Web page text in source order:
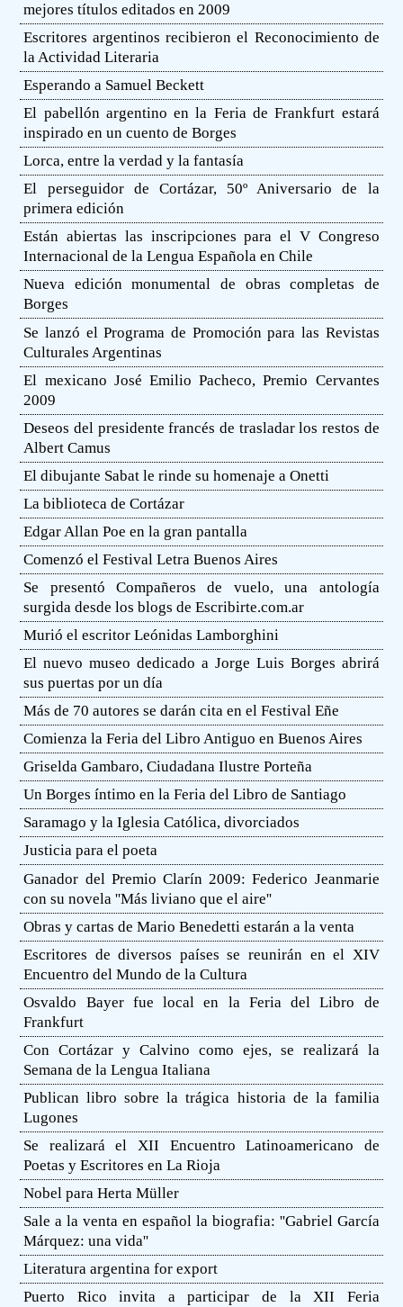
mejores títulos editados en 2009
Escritores argentinos recibieron el Reconocimiento de
la Actividad Literaria
Esperando a Samuel Beckett
El pabellón argentino en la Feria de Frankfurt estará
inspirado en un cuento de Borges
Lorca, entre la verdad y la fantasía
El perseguidor de Cortázar, 50º Aniversario de la
primera edición
Están abiertas las inscripciones para el V Congreso
Internacional de la Lengua Española en Chile
Nueva edición monumental de obras completas de
Borges
Se lanzó el Programa de Promoción para las Revistas
Culturales Argentinas
El mexicano José Emilio Pacheco, Premio Cervantes
2009
Deseos del presidente francés de trasladar los restos de
Albert Camus
El dibujante Sabat le rinde su homenaje a Onetti
La biblioteca de Cortázar
Edgar Allan Poe en la gran pantalla
Comenzó el Festival Letra Buenos Aires
Se presentó Compañeros de vuelo, una antología
surgida desde los blogs de Escribirte.com.ar
Murió el escritor Leónidas Lamborghini
El nuevo museo dedicado a Jorge Luis Borges abrirá
sus puertas por un día
Más de 70 autores se darán cita en el Festival Eñe
Comienza la Feria del Libro Antiguo en Buenos Aires
Griselda Gambaro, Ciudadana Ilustre Porteña
Un Borges íntimo en la Feria del Libro de Santiago
Saramago y la Iglesia Católica, divorciados
Justicia para el poeta
Ganador del Premio Clarín 2009: Federico Jeanmarie
con su novela ''Más liviano que el aire''
Obras y cartas de Mario Benedetti estarán a la venta
Escritores de diversos países se reunirán en el XIV
Encuentro del Mundo de la Cultura
Osvaldo Bayer fue local en la Feria del Libro de
Frankfurt
Con Cortázar y Calvino como ejes, se realizará la
Semana de la Lengua Italiana
Publican libro sobre la trágica historia de la familia
Lugones
Se realizará el XII Encuentro Latinoamericano de
Poetas y Escritores en La Rioja
Nobel para Herta Müller
Sale a la venta en español la biografia: ''Gabriel García
Márquez: una vida''
Literatura argentina for export
Puerto Rico invita a participar de la XII Feria